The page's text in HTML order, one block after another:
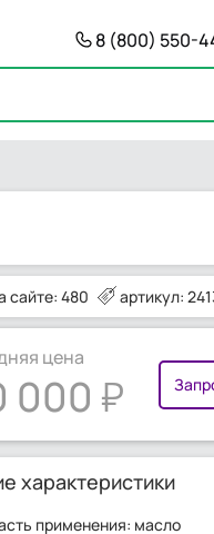
8 (800) 550-
сайте: 480 артикул:
цена
000
характеристики
применения: масло